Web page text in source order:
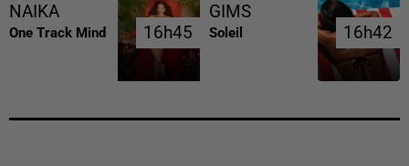
NAIKA
One Track Mind 16h45
16h45
GIMS
Soleil 16h42
16h42